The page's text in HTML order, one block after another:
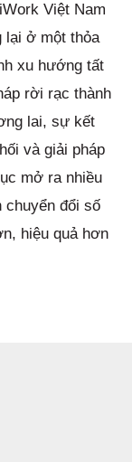
Việt Nam
lại ở một thỏa
xu hướng tất
rời rạc thành
lai, sự kết
và giải pháp
mở ra nhiều
chuyển đổi số
hiệu quả hơn